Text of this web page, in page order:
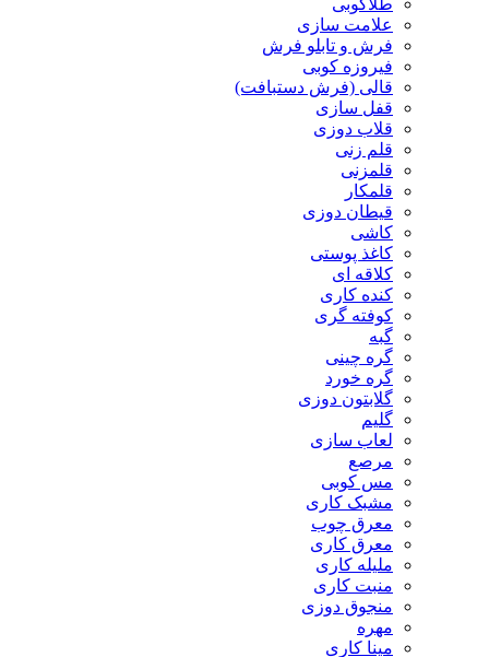
طلاکوبی
علامت سازی
فرش و تابلو فرش
فیروزه کوبی
قالی (فرش دستبافت)
قفل سازی
قلاب دوزی
قلم زنی
قلمزنی
قلمکار
قیطان دوزی
کاشی
کاغذ پوستی
کلاقه ای
کنده کاری
کوفته گری
گبه
گره چینی
گره خورد
گلابتون دوزی
گلیم
لعاب سازی
مرصع
مس کوبی
مشبک کاری
معرق چوب
معرق کاری
مليله کاری
منبت کاری
منجوق دوزی
مهره
مینا کاری